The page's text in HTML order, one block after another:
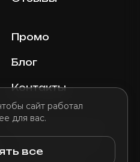
сайт работал
для вас.
все
Промо
Блог
Контакты
info@milenaaesthetic.com